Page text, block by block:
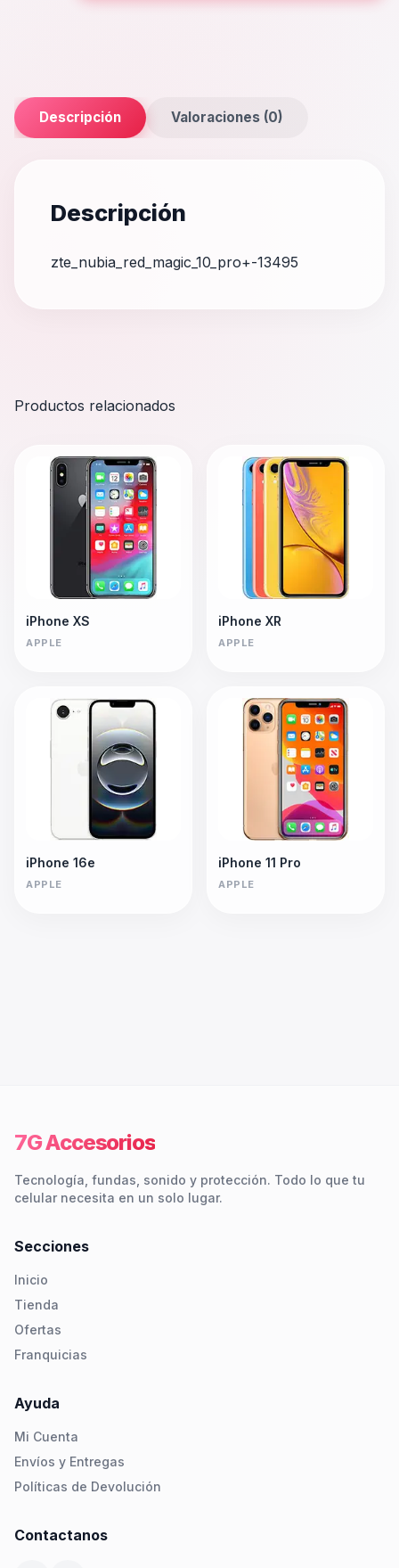
Descripción Valoraciones (0)
Descripción
zte_nubia_red_magic_10_pro+-13495
Productos relacionados
iPhone XS
APPLE
iPhone XR
APPLE
iPhone 16e
APPLE
iPhone 11 Pro
APPLE
7G Accesorios
Tecnología, fundas, sonido y protección. Todo lo que tu
celular necesita en un solo lugar.
Secciones
Inicio
Tienda
Ofertas
Franquicias
Ayuda
Mi Cuenta
Envíos y Entregas
Políticas de Devolución
Contactanos